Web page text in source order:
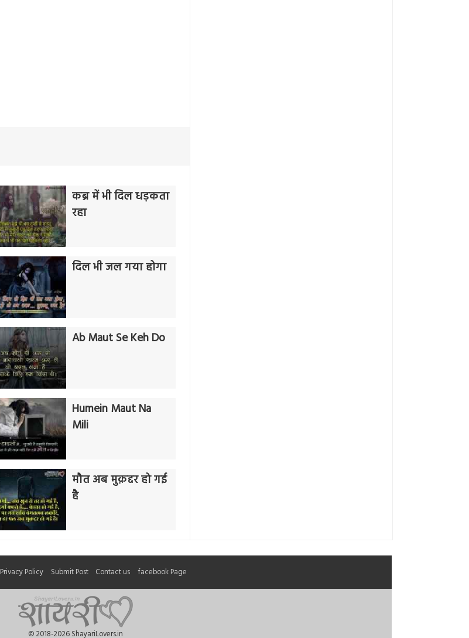
कब्र में भी दिल धड़कता
रहा
दिल भी जल गया होगा
Ab Maut Se Keh Do
Humein Maut Na
Mili
मौत अब मुक़द्दर हो गई
है
Privacy Policy Submit Post Contact us facebook Page
© 2018-2026 ShayariLovers.in